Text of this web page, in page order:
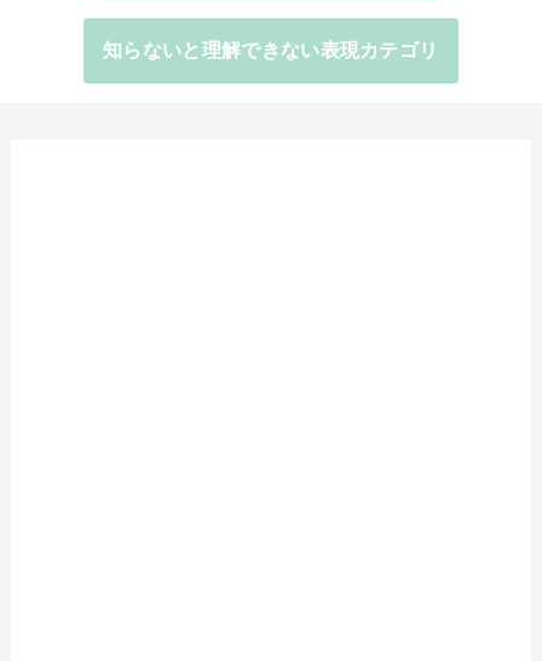
知らないと理解できない表現カテゴリ